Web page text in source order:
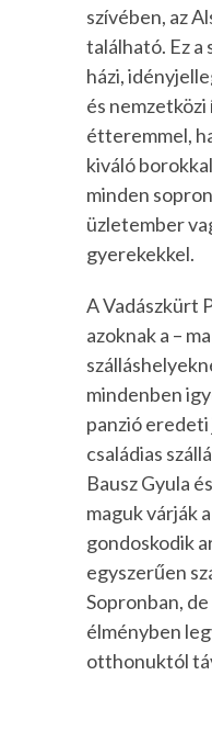
szívében, az
található. Ez a
házi,
és
étteremmel,
kiváló
minden
üzletember
gyerekekkel.
A Vadászkürt
azoknak a –
mindenben
panzió
családias
Bausz Gyula
maguk várják
gondoskodik
egyszerűen
Sopronban,
élményben
otthonuktól